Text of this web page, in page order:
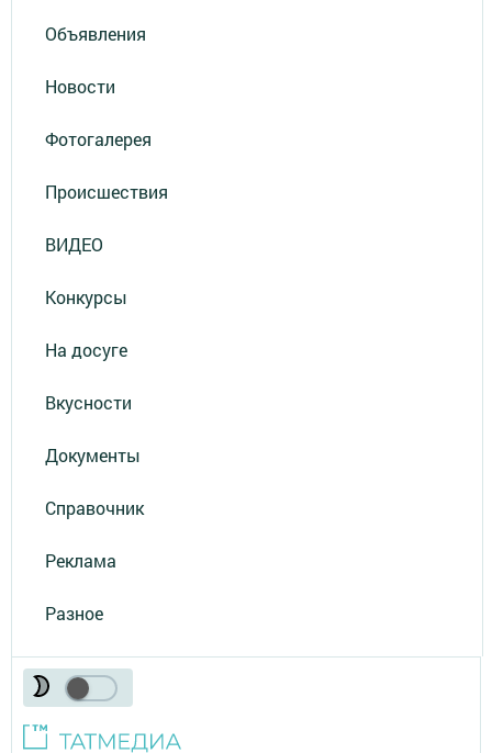
Объявления
Новости
Фотогалерея
Происшествия
ВИДЕО
Конкурсы
На досуге
Вкусности
Документы
Справочник
Реклама
Разное